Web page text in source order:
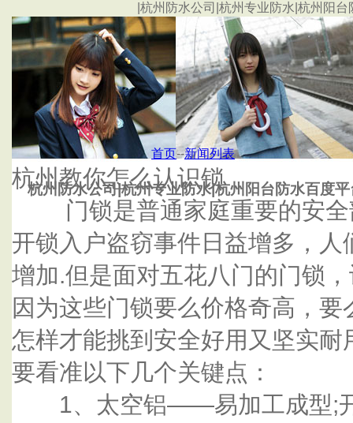
|杭州防水公司|杭州专业防水|杭州阳
杭州防水公司|杭州专业防水|杭州阳台防水百度平
首页 杭州防水公司|杭州专业防水|杭州阳台防水旗舰店
首页--新闻列表
杭州教你怎么认识锁
门锁是普通家庭重要的安全
开锁入户盗窃事件日益增多，
增加.但是面对五花八门的门锁
因为这些门锁要么价格奇高，
怎样才能挑到安全好用又坚实
要看准以下几个关键点：
1、太空铝——易加工成型;开